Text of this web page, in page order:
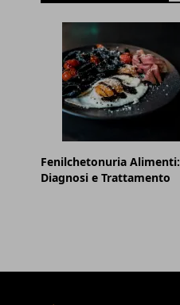
Fenilchetonuria Alimenti:
Diagnosi e Trattamento